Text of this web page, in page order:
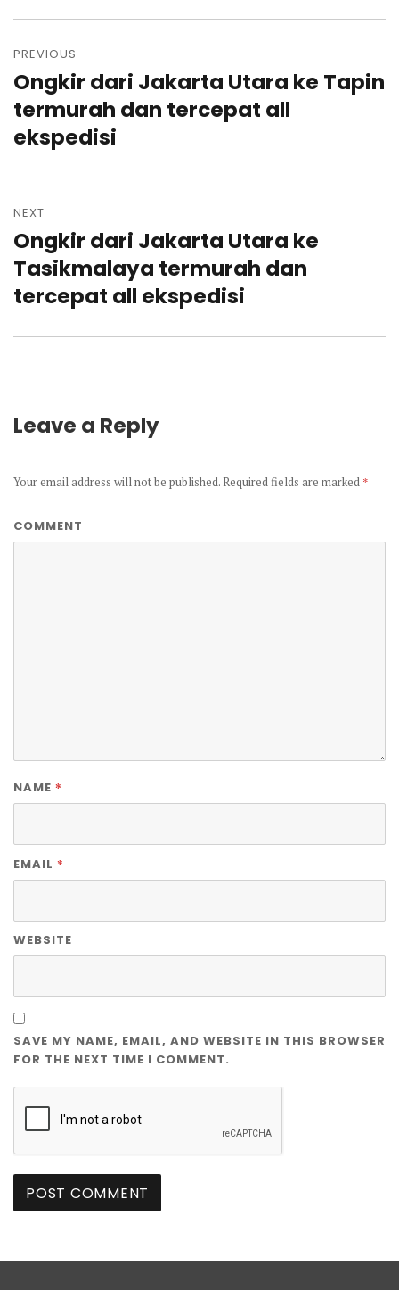
navigation
PREVIOUS
Previous
post:
Ongkir dari Jakarta Utara ke Tapin
termurah dan tercepat all
ekspedisi
NEXT
Next
post:
Ongkir dari Jakarta Utara ke
Tasikmalaya termurah dan
tercepat all ekspedisi
Leave a Reply
Your email address will not be published. Required fields are marked *
COMMENT
NAME *
EMAIL *
WEBSITE
SAVE MY NAME, EMAIL, AND WEBSITE IN THIS BROWSER
FOR THE NEXT TIME I COMMENT.